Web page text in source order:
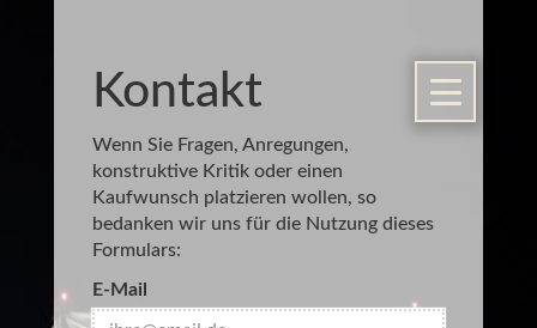
Kontakt
Wenn Sie Fragen, Anregungen,
konstruktive Kritik oder einen
Kaufwunsch platzieren wollen, so
bedanken wir uns für die Nutzung dieses
Formulars:
E-Mail